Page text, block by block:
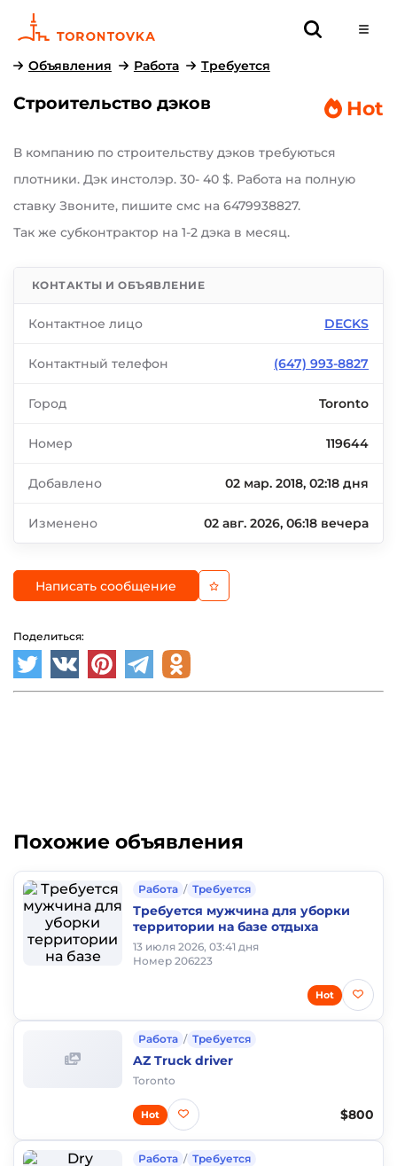
Объявления Работа Требуется
Строительство дэков Hot
В компанию по строительству дэков требуються
плотники. Дэк инстолэр. 30- 40 $. Pабота на полную
ставку Звоните, пишите смс на 6479938827.
Так же субконтрактор на 1-2 дэка в месяц.
КОНТАКТЫ И ОБЪЯВЛЕНИЕ
Контактное лицо DECKS
Контактный телефон (647) 993-8827
Город Toronto
Номер 119644
Добавлено 02 мар. 2018, 02:18 дня
Изменено 02 авг. 2026, 06:18 вечера
Написать сообщение
Поделиться:
Похожие объявления
Работа / Требуется
Требуется мужчина для уборки
территории на базе отдыха
13 июля 2026, 03:41 дня
Номер 206223
Hot
Работа / Требуется
AZ Truck driver
Toronto
$800
Hot
Работа / Требуется